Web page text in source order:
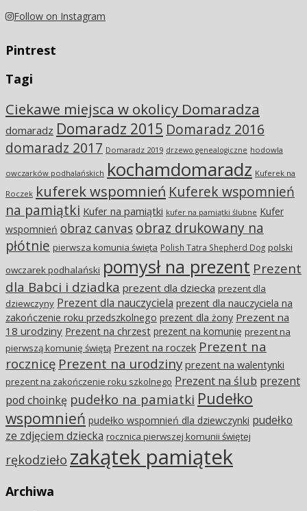
Follow on Instagram
Pintrest
Tagi
Ciekawe miejsca w okolicy Domaradza
domaradz Domaradz 2015 Domaradz 2016
domaradz 2017 Domaradz 2019 drzewo genealogiczne hodowla
owczarków podhalańskich kochamdomaradz Kuferek na
Roczek kuferek wspomnień Kuferek wspomnień
na pamiątki Kufer na pamiątki kufer na pamiątki ślubne Kufer
wspomnień obraz canvas obraz drukowany na
płótnie pierwsza komunia święta Polish Tatra Shepherd Dog polski
owczarek podhalański pomysł na prezent Prezent
dla Babci i dziadka prezent dla dziecka prezent dla
dziewczyny Prezent dla nauczyciela prezent dla nauczyciela na
zakończenie roku przedszkolnego prezent dla żony Prezent na
18 urodziny Prezent na chrzest prezent na komunię prezent na
pierwszą komunię świętą Prezent na roczek Prezent na
rocznicę Prezent na urodziny prezent na walentynki
prezent na zakończenie roku szkolnego Prezent na ślub prezent
pod choinkę pudełko na pamiatki Pudełko
wspomnień pudełko wspomnień dla dziewczynki pudełko
ze zdjęciem dziecka rocznica pierwszej komunii świętej
rękodzieło zakątek pamiątek
Archiwa